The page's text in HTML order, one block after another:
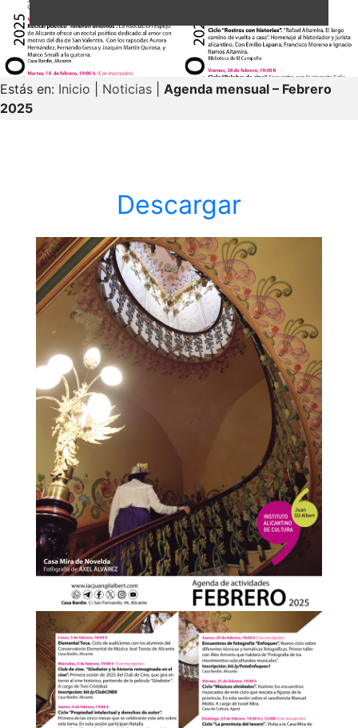
Estás en: Inicio Noticias
Agenda mensual – Febrero
2025
Descargar